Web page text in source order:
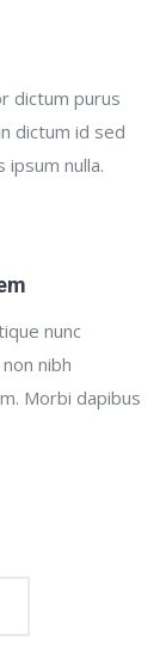
dictum purus
dictum id sed
nulla.
nunc
nibh
Morbi dapibus